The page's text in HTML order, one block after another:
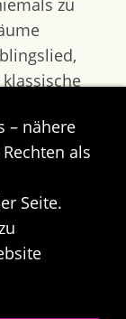
zu
zu
wahr
– nähere
als
Seite.